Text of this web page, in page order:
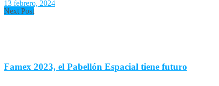
13 febrero, 2024
Next Post
Famex 2023, el Pabellón Espacial tiene futuro